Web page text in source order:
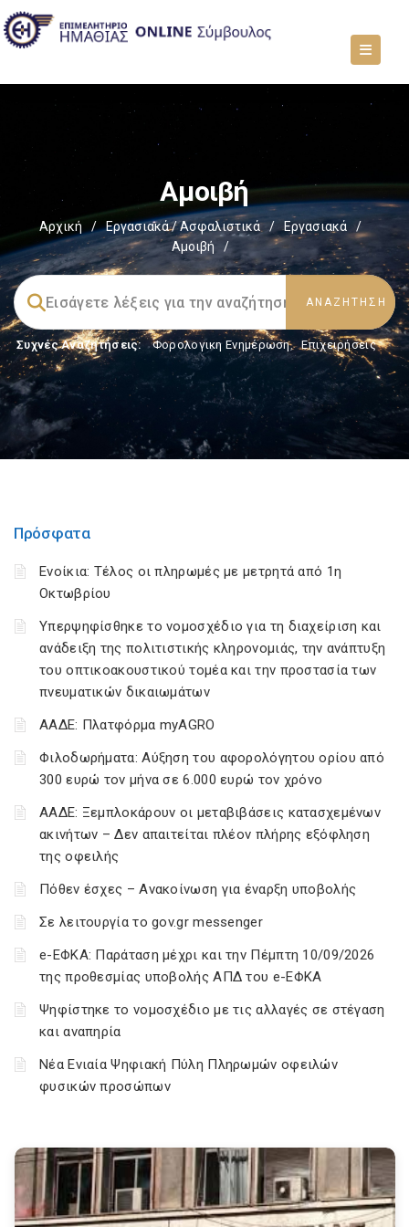
Αμοιβή
Αρχική / Εργασιακά / Ασφαλιστικά / Εργασιακά
/
Αμοιβή
/
Συχνές Αναζητήσεις: Φορολογικη Ενημέρωση, Επιχειρήσεις
Πρόσφατα
Ενοίκια: Τέλος οι πληρωμές με μετρητά από 1η
Οκτωβρίου
Υπερψηφίσθηκε το νομοσχέδιο για τη διαχείριση και
ανάδειξη της πολιτιστικής κληρονομιάς, την ανάπτυξη
του οπτικοακουστικού τομέα και την προστασία των
πνευματικών δικαιωμάτων
ΑΑΔΕ: Πλατφόρμα myAGRO
Φιλοδωρήματα: Αύξηση του αφορολόγητου ορίου από
300 ευρώ τον μήνα σε 6.000 ευρώ τον χρόνο
ΑΑΔΕ: Ξεμπλοκάρουν οι μεταβιβάσεις κατασχεμένων
ακινήτων – Δεν απαιτείται πλέον πλήρης εξόφληση
της οφειλής
Πόθεν έσχες – Ανακοίνωση για έναρξη υποβολής
Σε λειτουργία το gov.gr messenger
e-ΕΦΚΑ: Παράταση μέχρι και την Πέμπτη 10/09/2026
της προθεσμίας υποβολής ΑΠΔ του e-ΕΦΚΑ
Ψηφίστηκε το νομοσχέδιο με τις αλλαγές σε στέγαση
και αναπηρία
Νέα Ενιαία Ψηφιακή Πύλη Πληρωμών οφειλών
φυσικών προσώπων